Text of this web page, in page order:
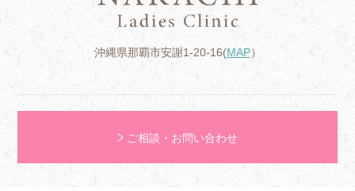
沖縄県那覇市安謝1-20-16(MAP）
ご相談・お問い合わせ